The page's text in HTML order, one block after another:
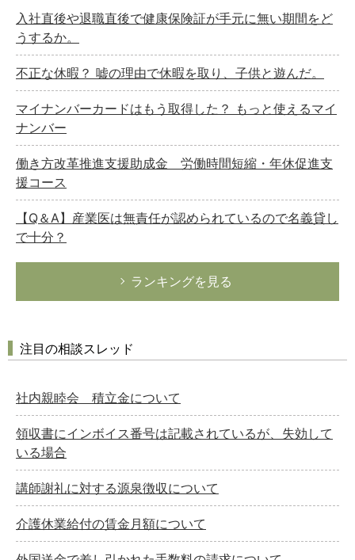
入社直後や退職直後で健康保険証が手元に無い期間をど
うするか。
不正な休暇？ 嘘の理由で休暇を取り、子供と遊んだ。
マイナンバーカードはもう取得した？ もっと使えるマイ
ナンバー
働き方改革推進支援助成金 労働時間短縮・年休促進支
援コース
【Q＆A】産業医は無責任が認められているので名義貸し
で十分？
ランキングを見る
注目の相談スレッド
社内親睦会 積立金について
領収書にインボイス番号は記載されているが、失効して
いる場合
講師謝礼に対する源泉徴収について
介護休業給付の賃金月額について